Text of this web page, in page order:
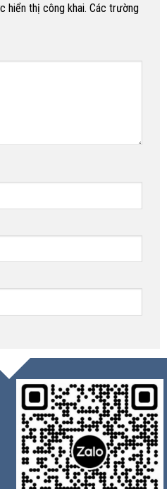
hiển thị công khai. Các trường